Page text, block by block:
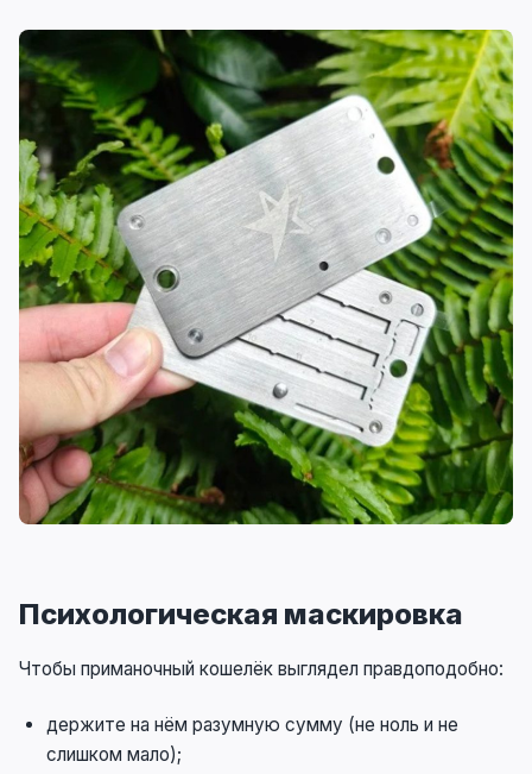
Психологическая маскировка
Чтобы приманочный кошелёк выглядел правдоподобно:
держите на нём разумную сумму (не ноль и не
слишком мало);